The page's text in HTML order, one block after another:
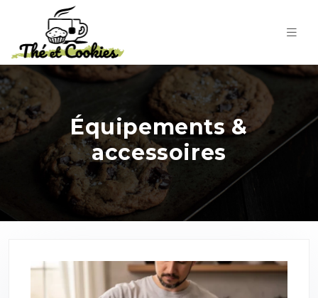
Équipements &
accessoires